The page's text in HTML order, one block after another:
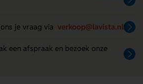
je vraag via verkoop@lavista.nl
een afspraak en bezoek onze